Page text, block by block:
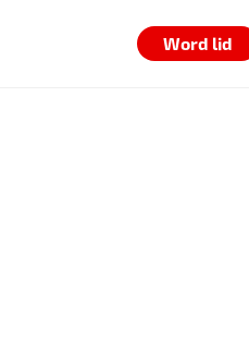
Word lid